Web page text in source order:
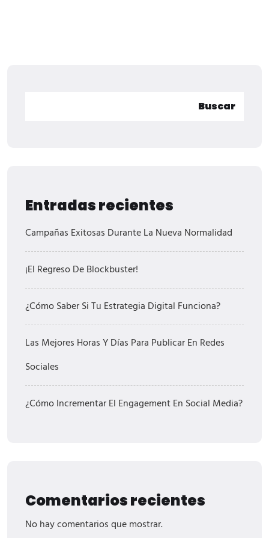
Buscar
Entradas recientes
Campañas Exitosas Durante La Nueva Normalidad
¡El Regreso De Blockbuster!
¿Cómo Saber Si Tu Estrategia Digital Funciona?
Las Mejores Horas Y Días Para Publicar En Redes
Sociales
¿Cómo Incrementar El Engagement En Social Media?
Comentarios recientes
No hay comentarios que mostrar.